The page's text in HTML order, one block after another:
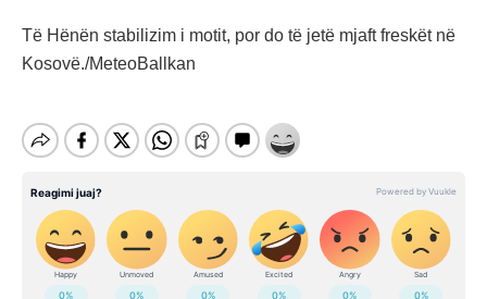
Të Hënën stabilizim i motit, por do të jetë mjaft freskët në
Kosovë./MeteoBallkan